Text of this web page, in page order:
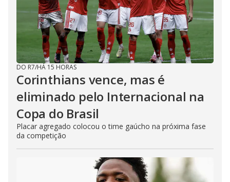
DO R7/HÁ 15 HORAS
Corinthians vence, mas é
eliminado pelo Internacional na
Copa do Brasil
Placar agregado colocou o time gaúcho na próxima fase
da competição